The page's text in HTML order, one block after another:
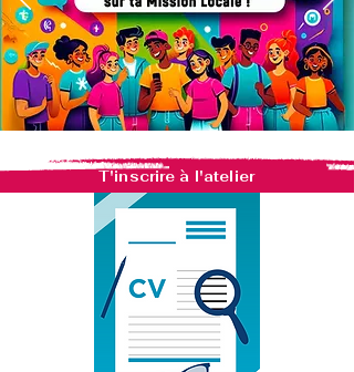
T'inscrire à l'atelier